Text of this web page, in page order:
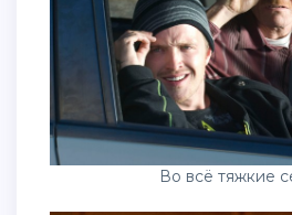
Во всё тяжкие